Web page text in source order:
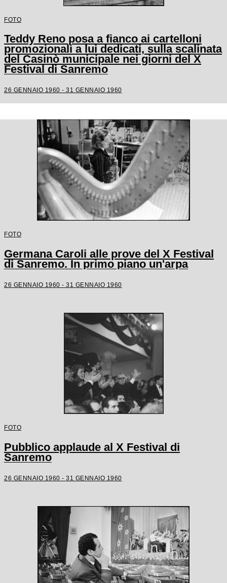
FOTO
Teddy Reno posa a fianco ai cartelloni
promozionali a lui dedicati, sulla scalinata
del Casinò municipale nei giorni del X
Festival di Sanremo
26 GENNAIO 1960 - 31 GENNAIO 1960
FOTO
Germana Caroli alle prove del X Festival
di Sanremo. In primo piano un'arpa
26 GENNAIO 1960 - 31 GENNAIO 1960
FOTO
Pubblico applaude al X Festival di
Sanremo
26 GENNAIO 1960 - 31 GENNAIO 1960